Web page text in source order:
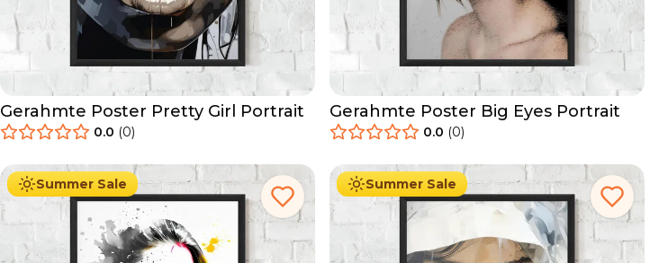
Gerahmte Poster Pretty Girl Portrait
0.0 (0)
Gerahmte Poster Big Eyes Portrait
0.0 (0)
Summer Sale
Ab 49.90 € 29.90
Summer Sale
Ab 49.90 € 29.90